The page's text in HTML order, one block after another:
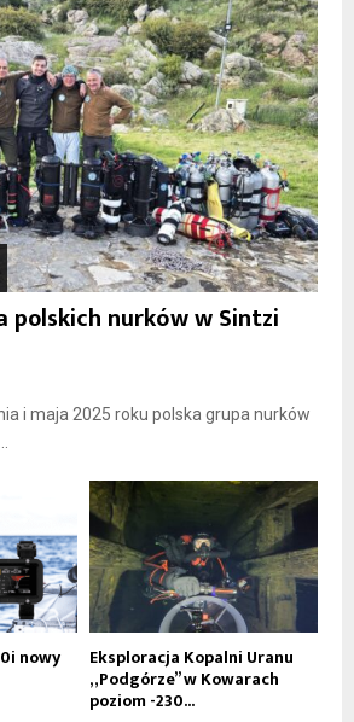
polskich nurków w Sintzi
i maja 2025 roku polska grupa nurków
nowy Eksploracja Kopalni Uranu
„Podgórze” w Kowarach
poziom -230...